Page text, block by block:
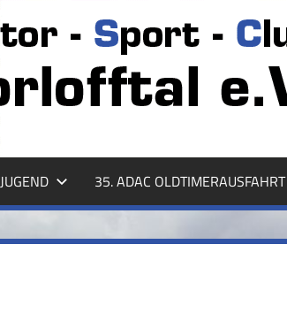
JUGEND 35. ADAC OLDTIMERAUSFAHRT